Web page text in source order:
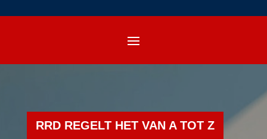
RRD REGELT HET VAN A TOT Z